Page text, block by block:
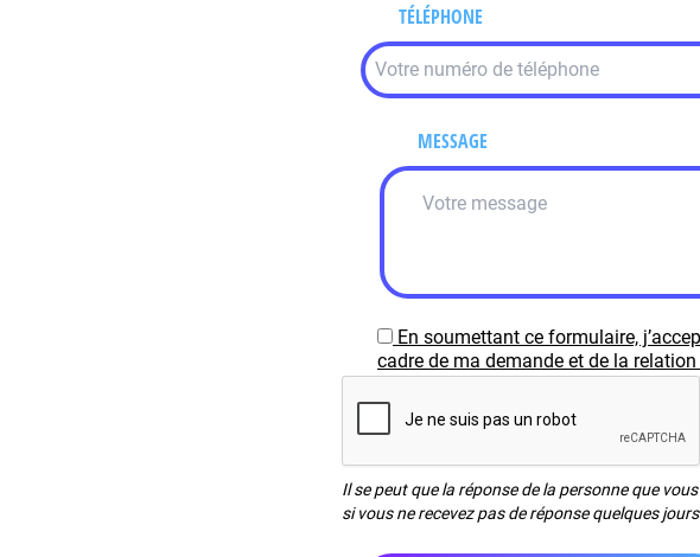
TÉLÉPHONE
MESSAGE
En soumettant ce formulaire,
cadre de ma demande et de la
Il se peut que la réponse de la personne que
si vous ne recevez pas de réponse quelques